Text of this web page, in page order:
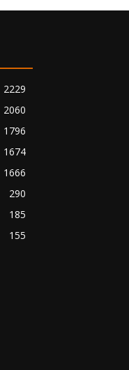
2229
2060
1796
1674
1666
290
185
155